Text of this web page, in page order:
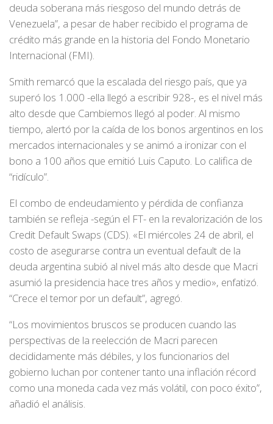
deuda soberana más riesgoso del mundo detrás de
Venezuela”, a pesar de haber recibido el programa de
crédito más grande en la historia del Fondo Monetario
Internacional (FMI).
Smith remarcó que la escalada del riesgo país, que ya
superó los 1.000 -ella llegó a escribir 928-, es el nivel más
alto desde que Cambiemos llegó al poder. Al mismo
tiempo, alertó por la caída de los bonos argentinos en los
mercados internacionales y se animó a ironizar con el
bono a 100 años que emitió Luis Caputo. Lo califica de
“ridículo”.
El combo de endeudamiento y pérdida de confianza
también se refleja -según el FT- en la revalorización de los
Credit Default Swaps (CDS). «El miércoles 24 de abril, el
costo de asegurarse contra un eventual default de la
deuda argentina subió al nivel más alto desde que Macri
asumió la presidencia hace tres años y medio», enfatizó.
“Crece el temor por un default”, agregó.
“Los movimientos bruscos se producen cuando las
perspectivas de la reelección de Macri parecen
decididamente más débiles, y los funcionarios del
gobierno luchan por contener tanto una inflación récord
como una moneda cada vez más volátil, con poco éxito”,
añadió el análisis.